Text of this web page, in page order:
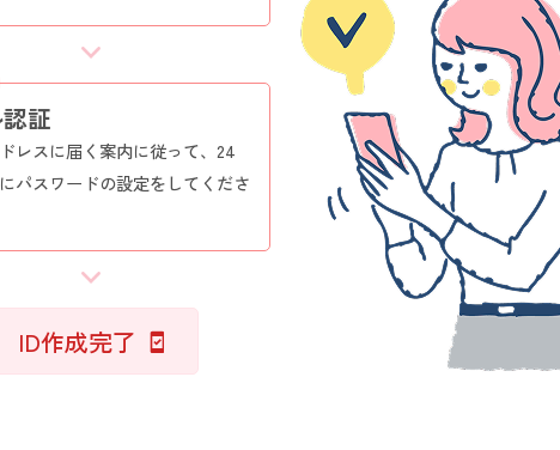
証
レスに届く案内に従って、24
パスワードの設定をしてくださ
ID作成完了